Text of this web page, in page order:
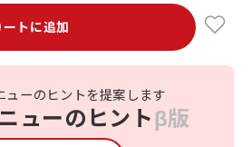
ートに追加
ューのヒントを提案します
ューのヒントβ版